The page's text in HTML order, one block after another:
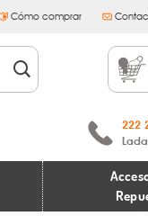
Cómo comprar
222